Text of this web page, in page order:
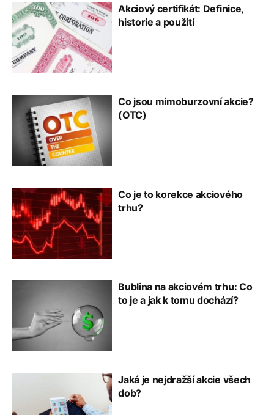
Akciový certifikát: Definice,
historie a použití
Co jsou mimoburzovní akcie?
(OTC)
Co je to korekce akciového
trhu?
Bublina na akciovém trhu: Co
to je a jak k tomu dochází?
Jaká je nejdražší akcie všech
dob?